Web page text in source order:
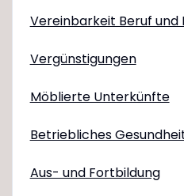
Vereinbarkeit Beruf und
Vergünstigungen
Möblierte Unterkünfte
Betriebliches
Aus- und Fortbildung